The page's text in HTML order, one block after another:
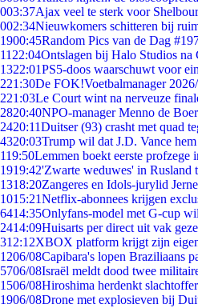
003:37Ajax veel te sterk voor
002:34Nieuwkomers schitteren bij
1900:45Random Pics van de Dag
11 22:04Ontslagen bij Halo Studios na
1322:01PS5-doos waarschuwt voor
221:30De FOK!Voetbalmanager
221:03Le Court wint na nerveuze
2820:40NPO-manager Menno de
2420:11Duitser (93) crasht met quad
4320:03Trump wil dat J.D. Vance
119:50Lemmen boekt eerste profzege
1919:42'Zwarte weduwes' in Rusland
1318:20Zangeres en Idols-jurylid
1015:21Netflix-abonnees krijgen
6414:35Onlyfans-model met G-cup
2414:09Huisarts per direct uit vak
312:12XBOX platform krijgt zijn
1206/08Capibara's lopen Braziliaans
5706/08Israël meldt dood twee
1506/08Hiroshima herdenkt
1906/08Drone met explosieven bij